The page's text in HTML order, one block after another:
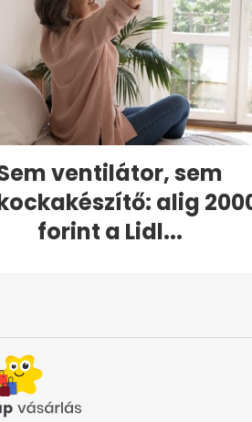
ventilátor, sem
alig
forint a Lidl...